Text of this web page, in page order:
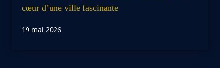
cœur d’une ville fascinante
19 mai 2026